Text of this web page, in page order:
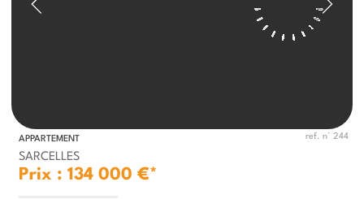
APPARTEMENT ref. n° 244
SARCELLES
Prix : 134 000 €*